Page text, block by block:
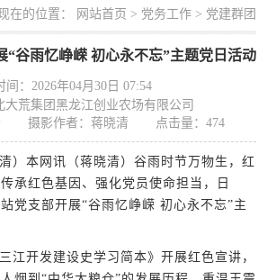
在的位置： 网站首页 > 党务工作 > 党建群团
“谷雨忆峥嵘 初心永不忘”主题党日活动
间：2026年04月30日 07:54
大荒集团黑龙江创业农场有限公司
摄影作者：蒋晓清 点击量： 474
）本网讯（蒋晓清）谷雨时节万物生，红
承红色基因、强化党员使命担当，日
党支部开展“谷雨忆峥嵘 初心永不忘”主
江开发建设史学习简本》开展红色宣讲，